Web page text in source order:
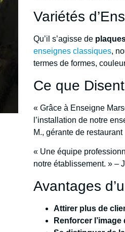
Variétés
Qu’il s’agisse de
enseignes classiques,
termes de formes,
Ce que
« Grâce à Enseigne
l’installation de notre
M., gérante de restaurant
« Une équipe
notre établissement. » –
Avantages
Attirer plus de
Renforcer l’image